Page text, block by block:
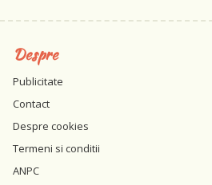
Despre
Publicitate
Contact
Despre cookies
Termeni si conditii
ANPC